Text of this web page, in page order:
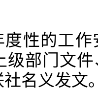
性的工
级部门文
名义发文